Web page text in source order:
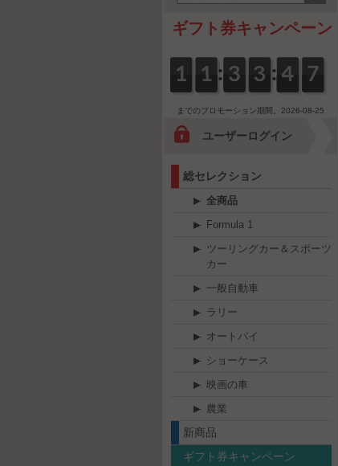
ギフト券キャンペーン
0
1
1 0
1
1 : 0
3
3 0
3
3 : 5
4
4 7
6
6
までのプロモーション期間。2026-08-25
ユーザーログイン
総セレクション
全商品
Formula 1
ツーリングカー＆スポーツ
カー
一般自動車
ラリー
オートバイ
ショーケース
映画の車
農業
新商品
ギフト券キャンペーン